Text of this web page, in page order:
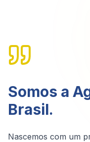
Somos a
Brasil.
Nascemos com um